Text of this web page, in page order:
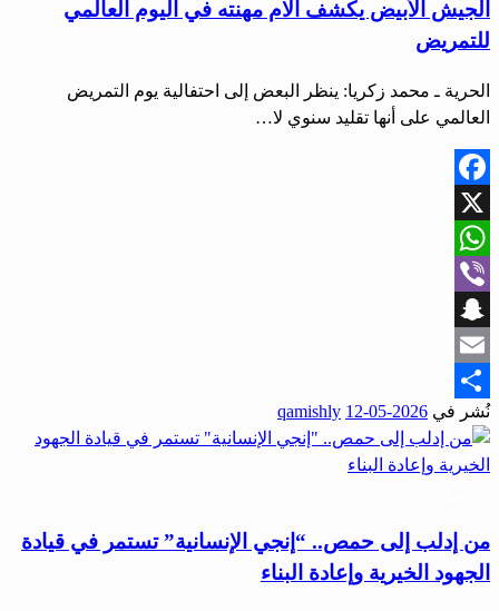
الجيش الأبيض يكشف آلام مهنته في اليوم العالمي
للتمريض
الحرية ـ محمد زكريا: ينظر البعض إلى احتفالية يوم التمريض
العالمي على أنها تقليد سنوي لا…
Facebook
X
WhatsApp
Viber
Snapchat
Email
Share
نُشر في 2026-05-12
qamishly
من إدلب إلى حمص.. “إنجي الإنسانية” تستمر في قيادة
الجهود الخيرية وإعادة البناء